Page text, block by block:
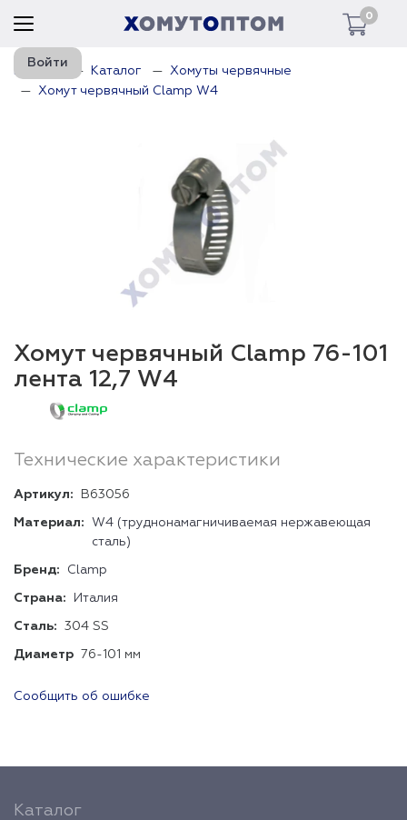
0
Войти
Главная Каталог
Хомуты червячные
Хомут червячный Clamp W4
Хомут червячный Clamp 76-101
лента 12,7 W4
Технические характеристики
Артикул: B63056
Материал:
W4 (труднонамагничиваемая нержавеющая
сталь)
Бренд: Clamp
Страна: Италия
Сталь: 304 SS
Диаметр 76-101 мм
Сообщить об ошибке
Каталог